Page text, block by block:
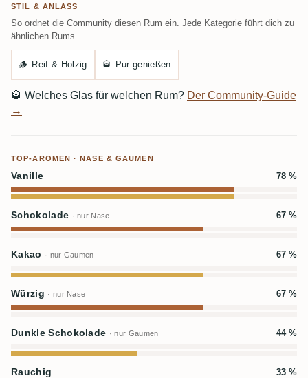
STIL & ANLASS
So ordnet die Community diesen Rum ein. Jede Kategorie führt dich zu
ähnlichen Rums.
🪵 Reif & Holzig 🥃 Pur genießen
🥃 Welches Glas für welchen Rum? Der Community-Guide
→
TOP-AROMEN · NASE & GAUMEN
Vanille 78 %
Schokolade · nur Nase 67 %
Kakao · nur Gaumen 67 %
Würzig · nur Nase 67 %
Dunkle Schokolade · nur Gaumen 44 %
Rauchig 33 %